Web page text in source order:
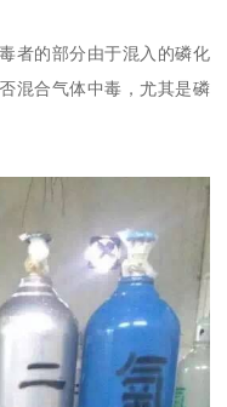
者的部分由于混入的磷化
混合气体中毒，尤其是磷